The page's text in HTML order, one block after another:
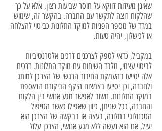
שאינן מעידות דווקא על חוסר שביעות רצון, אלא על כך
שהלקוח רוצה לתקשר עם החברה. בהקשר זה, שימוש
במדד של מספר הפניות למוקד התלונות כביטוי להצלחה
או לכישלון, יהיה טעות.
במקביל, כדאי לספק לצרכנים דרכים אלטרנטיביות
לביטוי עצמי, מלבד השיחות עם מוקד התלונות. דרכים
אלה יסייעו בהעמקת החיבור הרגשי של הצרכן למותג
ולחברה, וכן יסייעו בצמצום היקף הביקורת הנאספת
במוקד התלונות. חשוב לאפשר מגע אנושי בין הלקוח
והחברה, ככל שניתן, כיוון שאפילו כאשר הטיפול
הטכנולוגי בתלונה, בעצה או בבקשה של הצרכן הוא
יעיל, אם הוא נעשה ללא מגע אנושי, הצרכן עלול